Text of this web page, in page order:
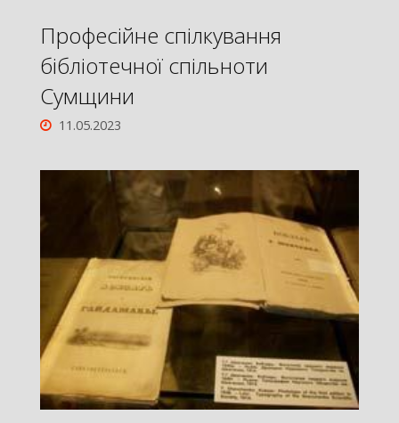
Професійне спілкування
бібліотечної спільноти
Сумщини
11.05.2023